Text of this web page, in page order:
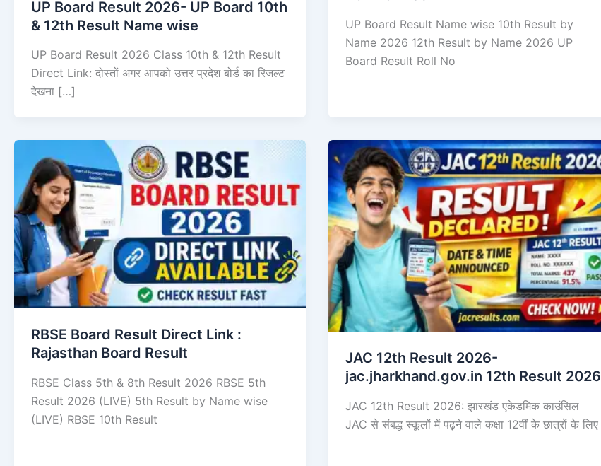
UP Board Result 2026- UP Board 10th
& 12th Result Name wise
UP Board Result 2026 Class 10th & 12th Result
Direct Link: दोस्तों अगर आपको उत्तर प्रदेश बोर्ड का रिजल्ट
देखना […]
UP Board Result Name wise 10th Result by
Name 2026 12th Result by Name 2026 UP
Board Result Roll No
RBSE Board Result Direct Link : ​
Rajasthan Board Result
RBSE Class 5th & 8th Result 2026 RBSE 5th
Result 2026 (LIVE) 5th Result by Name wise
(LIVE) RBSE 10th Result
JAC 12th Result 2026-
jac.jharkhand.gov.in 12th Result 2026
JAC 12th Result 2026: झारखंड एकेडमिक काउंसिल
JAC से संबद्ध स्कूलों में पढ़ने वाले कक्षा 12वीं के छात्रों के लिए